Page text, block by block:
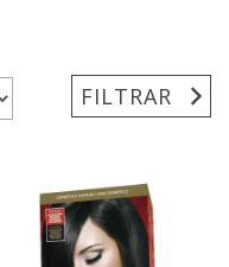
FILTRAR